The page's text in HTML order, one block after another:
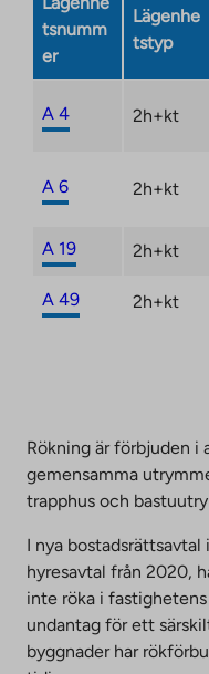
tab
tsnumm
er
Lägenhe
tstyp
A 4 2h+kt
A 6 2h+kt
A 19 2h+kt
A 49 2h+kt
Rökning är förbjuden i
gemensamma
trapphus och
I nya
hyresavtal från 2020,
inte röka i
undantag för ett
byggnader har